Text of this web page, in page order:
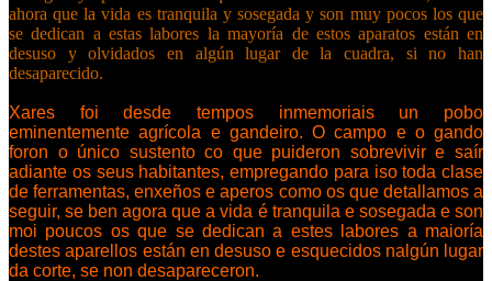
ahora que la vida es tranquila y sosegada y son muy pocos los que
se dedican a estas labores la mayoría de estos aparatos están en
desuso y olvidados en algún lugar de la cuadra, si no han
desaparecido.
Xares foi desde tempos inmemoriais un pobo
eminentemente agrícola e gandeiro. O campo e o gando
foron o único sustento co que puideron sobrevivir e saír
adiante os seus habitantes, empregando para iso toda clase
de ferramentas, enxeños e aperos como os que detallamos a
seguir, se ben agora que a vida é tranquila e sosegada e son
moi poucos os que se dedican a estes labores a maioría
destes aparellos están en desuso e esquecidos nalgún lugar
da corte, se non desapareceron.